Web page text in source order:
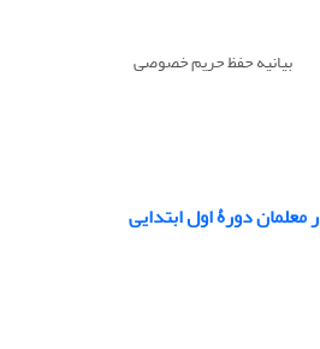
بیانیه حفظ حریم خصوصی
دورۀ اول ابتدایی